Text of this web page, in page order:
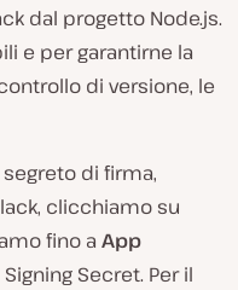
dal progetto Node.js.
e per garantirne la
di versione, le
di firma,
clicchiamo su
fino a App
Secret. Per il